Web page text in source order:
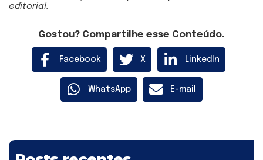
editorial.
Gostou? Compartilhe esse Conteúdo.
Facebook X LinkedIn
WhatsApp E-mail